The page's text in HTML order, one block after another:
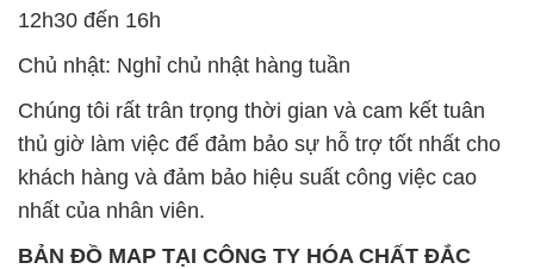
12h30 đến 16h
Chủ nhật: Nghỉ chủ nhật hàng tuần
Chúng tôi rất trân trọng thời gian và cam kết tuân
thủ giờ làm việc để đảm bảo sự hỗ trợ tốt nhất cho
khách hàng và đảm bảo hiệu suất công việc cao
nhất của nhân viên.
BẢN ĐỒ MAP TẠI CÔNG TY HÓA CHẤT ĐẮC